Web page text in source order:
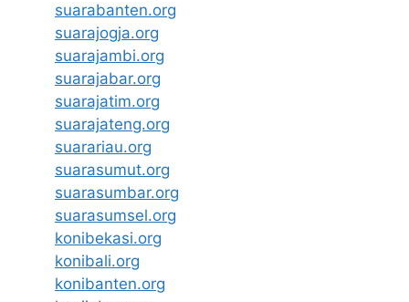
suarabanten.org
suarajogja.org
suarajambi.org
suarajabar.org
suarajatim.org
suarajateng.org
suarariau.org
suarasumut.org
suarasumbar.org
suarasumsel.org
konibekasi.org
konibali.org
konibanten.org